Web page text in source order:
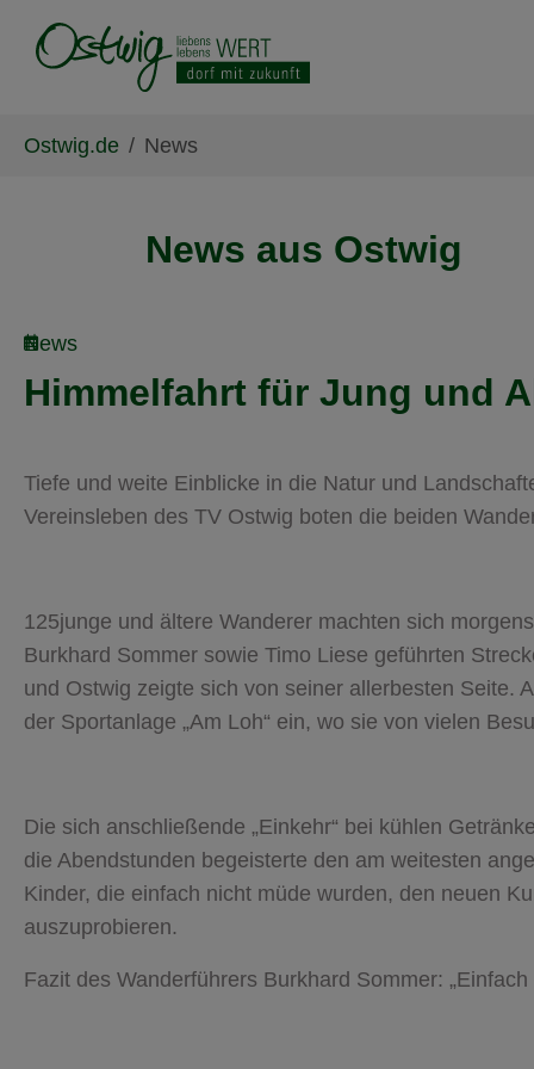
Ostwig.de News
News aus Ostwig
News
Himmelfahrt für Jung und
Tiefe und weite Einblicke in die Natur und
Vereinsleben des TV Ostwig boten die beiden
125junge und ältere Wanderer machten sich
Burkhard Sommer sowie Timo Liese geführten
und Ostwig zeigte sich von seiner allerbesten Seite.
der Sportanlage „Am Loh“ ein, wo sie von vielen
Die sich anschließende „Einkehr“ bei kühlen
die Abendstunden begeisterte den am weitesten
Kinder, die einfach nicht müde wurden, den neuen
auszuprobieren.
Fazit des Wanderführers Burkhard Sommer: